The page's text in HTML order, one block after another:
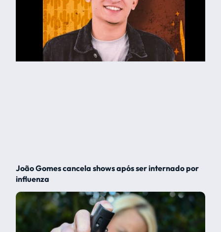
João Gomes cancela shows após ser internado por
influenza